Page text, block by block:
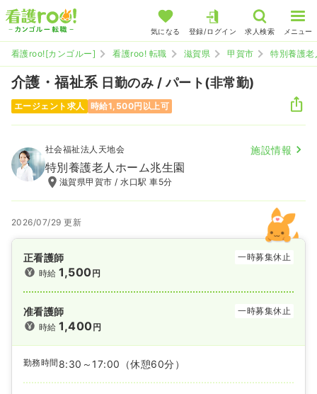
気になる 登録/ログイン 求人検索 メニュー
看護roo![カンゴルー] 看護roo! 転職 滋賀県 甲賀市 特別養護
介護・福祉系 日勤のみ / パート(非常勤)
エージェント求人 時給1,500円以上可
社会福祉法人天地会 施設情報
特別養護老人ホーム兆生園
滋賀県甲賀市 / 水口駅 車5分
2026/07/29 更新
正看護師
一時募集休止
時給1,500円
准看護師
一時募集休止
時給1,400円
勤務時間 8:30～17:00 （休憩60分）